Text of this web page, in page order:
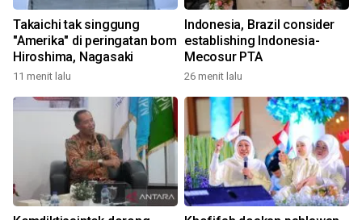
Takaichi tak singgung
"Amerika" di peringatan bom
Hiroshima, Nagasaki
11 menit lalu
Indonesia, Brazil consider
establishing Indonesia-
Mecosur PTA
26 menit lalu